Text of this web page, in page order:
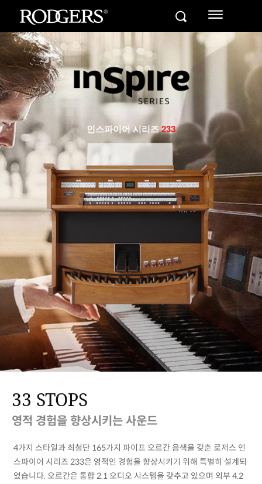
인스파이어 시리즈233
33 STOPS
영적 경험을 향상시키는 사운드
4가지 스타일과 최첨단 165가지 파이프 오르간 음색을 갖춘 로저스 인
스파이어 시리즈 233은 영적인 경험을 향상시키기 위해 특별히 설계되
었습니다. 오르간은 통합 2.1 오디오 시스템을 갖추고 있으며 외부 4.2